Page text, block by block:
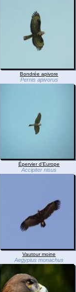
Bondrée apivore
Pernis apivorus
Épervier d'Europe
Accipiter nisus
Vautour moine
Aegypius monachus